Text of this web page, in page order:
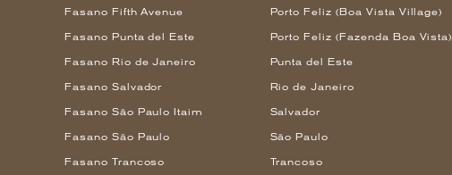
Fasano Fifth Avenue
Fasano Punta del Este
Fasano Rio de Janeiro
Fasano Salvador
Fasano São Paulo Itaim
Fasano São Paulo
Fasano Trancoso
Porto Feliz (Boa Vista Village)
Porto Feliz (Fazenda Boa Vista)
Punta del Este
Rio de Janeiro
Salvador
São Paulo
Trancoso